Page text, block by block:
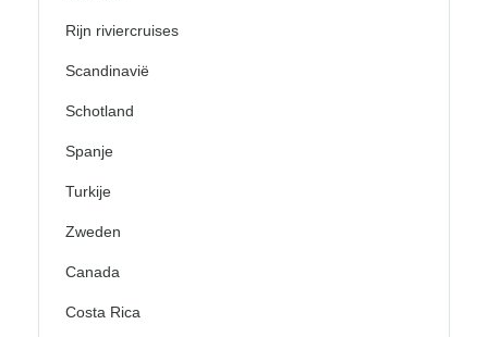
Rijn riviercruises
Scandinavië
Schotland
Spanje
Turkije
Zweden
Canada
Costa Rica